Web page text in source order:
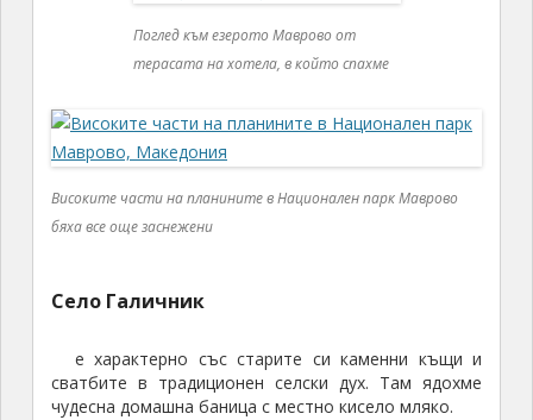
Поглед към езерото Маврово от
терасата на хотела, в който спахме
Високите части на планините в Национален парк Маврово
бяха все още заснежени
Село Галичник
е характерно със старите си каменни къщи и
сватбите в традиционен селски дух. Там ядохме
чудесна домашна баница с местно кисело мляко.